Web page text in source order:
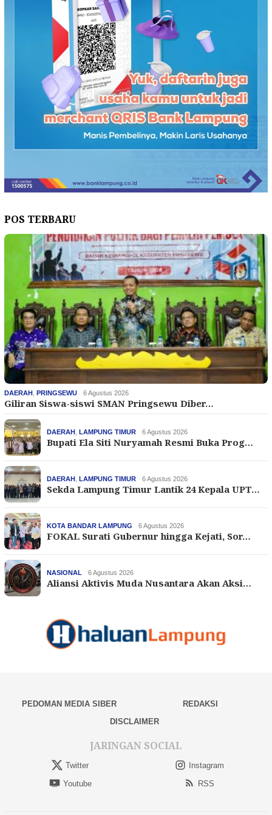
POS TERBARU
DAERAH PRINGSEWU 6 Agustus 2026
Giliran Siswa-siswi SMAN Pringsewu Diber…
DAERAH LAMPUNG TIMUR 6 Agustus 2026
Bupati Ela Siti Nuryamah Resmi Buka Prog…
DAERAH LAMPUNG TIMUR 6 Agustus 2026
Sekda Lampung Timur Lantik 24 Kepala UPT…
KOTA BANDAR LAMPUNG 6 Agustus 2026
FOKAL Surati Gubernur hingga Kejati, Sor…
NASIONAL 6 Agustus 2026
Aliansi Aktivis Muda Nusantara Akan Aksi…
PEDOMAN MEDIA SIBER
REDAKSI
DISCLAIMER
JARINGAN SOCIAL
Twitter
Instagram
Youtube
RSS